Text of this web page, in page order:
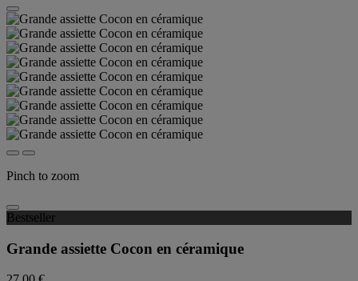
Pinch to zoom
Bestseller
Grande assiette Cocon en céramique